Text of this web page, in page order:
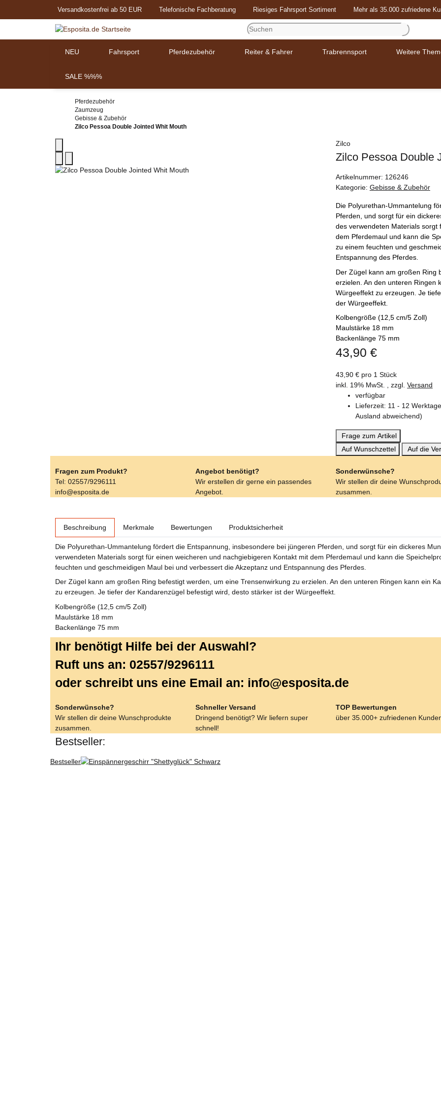
Versandkostenfrei ab 50 EUR Telefonische Fachberatung Riesiges Fahrsport Sortiment Mehr als 35.000 zufriedene
NEU Fahrsport Pferdezubehör Reiter & Fahrer Trabrennsport Weitere
SALE %%%
Pferdezubehör
Zaumzeug
Gebisse & Zubehör
Zilco Pessoa Double Jointed Whit Mouth
Zilco
Zilco Pessoa Double
Artikelnummer: 126246
Kategorie: Gebisse & Zubehör
Die Polyurethan-Ummantelung
Pferden, und sorgt für ein
des verwendeten Materials
dem Pferdemaul und kann die
zu einem feuchten und
Entspannung des Pferdes.
Der Zügel kann am großen Ring
erzielen. An den unteren Ringen
Würgeeffekt zu erzeugen. Je
der Würgeeffekt.
Kolbengröße (12,5 cm/5 Zoll)
Maulstärke 18 mm
Backenlänge 75 mm
43,90 €
43,90 € pro 1 Stück
inkl. 19% MwSt. , zzgl. Versand
verfügbar
Lieferzeit: 11 - 12
Ausland abweichend)
Frage zum Artikel
Auf Wunschzettel
Auf die
Fragen zum Produkt?
Tel: 02557/9296111
info@esposita.de
Angebot benötigt?
Wir erstellen dir gerne ein passendes
Angebot.
Sonderwünsche?
Wir stellen dir deine
zusammen.
Beschreibung Merkmale Bewertungen Produktsicherheit
Die Polyurethan-Ummantelung fördert die Entspannung, insbesondere bei jüngeren Pferden, und sorgt für ein dickeres
verwendeten Materials sorgt für einen weicheren und nachgiebigeren Kontakt mit dem Pferdemaul und kann die
feuchten und geschmeidigen Maul bei und verbessert die Akzeptanz und Entspannung des Pferdes.
Der Zügel kann am großen Ring befestigt werden, um eine Trensenwirkung zu erzielen. An den unteren Ringen kann ein
zu erzeugen. Je tiefer der Kandarenzügel befestigt wird, desto stärker ist der Würgeeffekt.
Kolbengröße (12,5 cm/5 Zoll)
Maulstärke 18 mm
Backenlänge 75 mm
Ihr benötigt Hilfe bei der Auswahl?
Ruft uns an: 02557/9296111
oder schreibt uns eine Email an: info@esposita.de
Sonderwünsche?
Wir stellen dir deine Wunschprodukte
zusammen.
Schneller Versand
Dringend benötigt? Wir liefern super
schnell!
TOP Bewertungen
über 35.000+ zufriedenen
Bestseller:
Bestseller